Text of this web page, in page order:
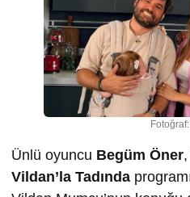
Ünlü oyuncu Begüm Öner
Vildan’la Tadında